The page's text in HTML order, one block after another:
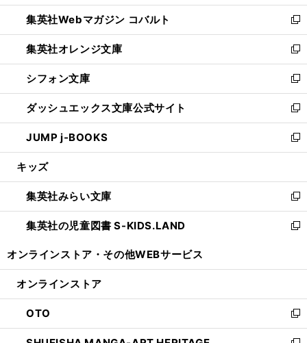
開
く
ウ
で
開
く
ン
ド
ウ
で
開
く
ウ
ィ
ン
ド
ウ
で
開
く
集英社Webマガジン コバルト
新
し
い
ウ
ィ
ン
ド
ウ
で
開
集英社オレンジ文庫
新
し
い
ウ
ィ
ン
ド
ウ
開
く
シフォン文庫
新
し
い
ウ
ィ
ン
ウ
で
開
く
ダッシュエックス文庫公式サイト
新
し
い
ウ
ン
ド
ウ
で
JUMP j-BOOKS
新
し
ウ
ィ
ン
ド
開
キッズ
集英社みらい文庫
新
し
い
ン
ウ
で
開
集英社の児童図書 S-KIDS.LAND
新
ウ
ン
ド
ウ
オンラインストア・ その他WEBサービス
オンラインストア
OTO
新
し